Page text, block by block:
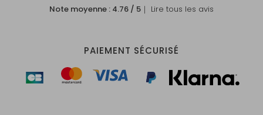
Note moyenne : 4.76 / 5 ｜ Lire tous les avis
PAIEMENT SÉCURISÉ